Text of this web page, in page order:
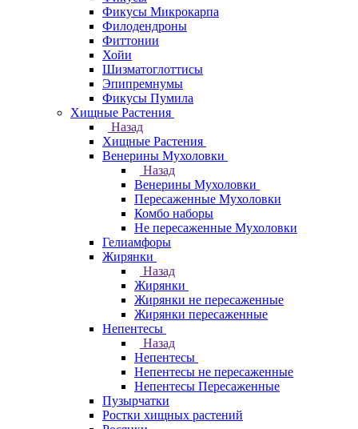
Фикусы Микрокарпа
Филодендроны
Фиттонии
Хойи
Шизматоглоттисы
Эпипремнумы
Фикусы Пумила
Хищные Растения
Назад
Хищные Растения
Венерины Мухоловки
Назад
Венерины Мухоловки
Пересаженные Мухоловки
Комбо наборы
Не пересаженные Мухоловки
Гелиамфоры
Жирянки
Назад
Жирянки
Жирянки не пересаженные
Жирянки пересаженные
Непентесы
Назад
Непентесы
Непентесы не пересаженные
Непентесы Пересаженные
Пузырчатки
Ростки хищных растений